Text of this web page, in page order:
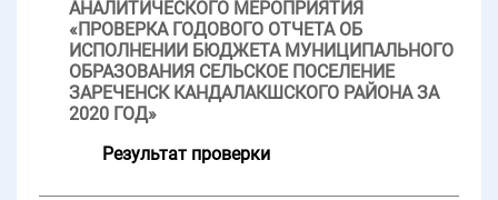
АНАЛИТИЧЕСКОГО МЕРОПРИЯТИЯ
«ПРОВЕРКА ГОДОВОГО ОТЧЕТА ОБ
ИСПОЛНЕНИИ БЮДЖЕТА МУНИЦИПАЛЬНОГО
ОБРАЗОВАНИЯ СЕЛЬСКОЕ ПОСЕЛЕНИЕ
ЗАРЕЧЕНСК КАНДАЛАКШСКОГО РАЙОНА ЗА
2020 ГОД»
Результат проверки